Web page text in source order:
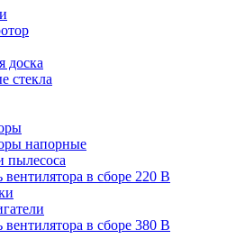
доска
стекла
напорные
пылесоса
вентилятора в сборе 220 В
вентилятора в сборе 380 В